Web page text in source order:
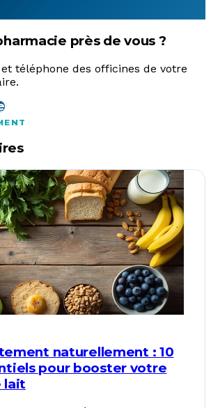
près de vous ?
téléphone des officines de votre
naturellement : 10
pour booster votre
lait